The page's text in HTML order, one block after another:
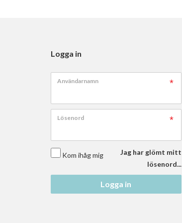
Logga in
Användarnamn
Lösenord
Kom ihåg mig
Jag har glömt mitt
lösenord...
Logga in